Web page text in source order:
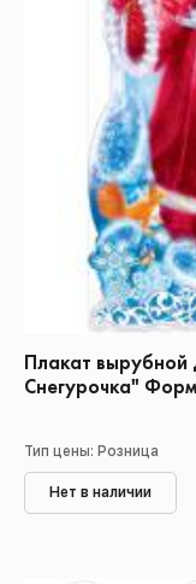
Плакат
Снегурочка"
Тип цены: Розница
Нет в наличии